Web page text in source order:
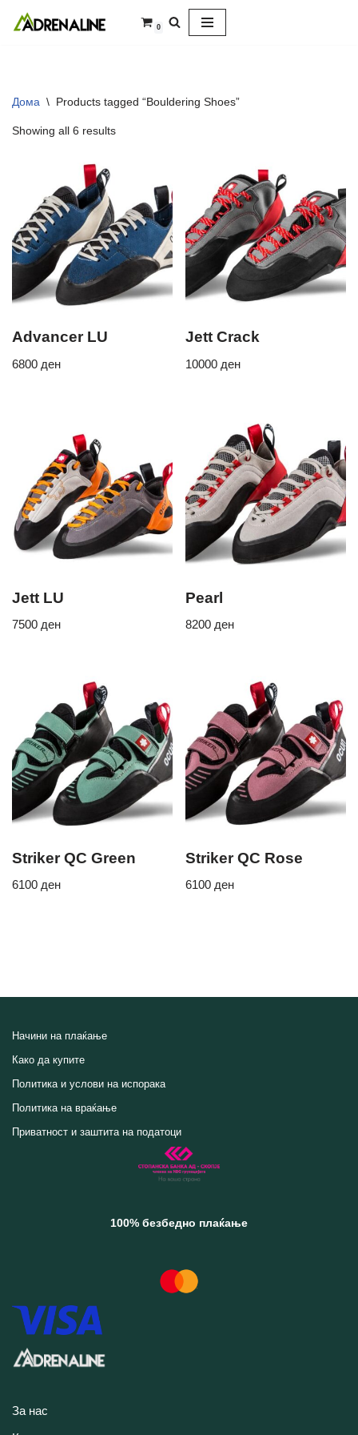
0
Дома \ Products tagged “Bouldering Shoes”
Showing all 6 results
Advancer LU
6800 ден
Jett Crack
10000 ден
Jett LU
7500 ден
Pearl
8200 ден
Striker QC Green
6100 ден
Striker QC Rose
6100 ден
Начини на плаќање
Како да купите
Политика и услови на испорака
Политика на враќање
Приватност и заштита на податоци
100% безбедно плаќање
За нас